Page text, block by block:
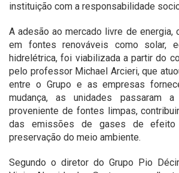
instituição com a responsabilidade
A adesão ao mercado livre de energia,
em fontes renováveis como solar,
hidrelétrica, foi viabilizada a partir do
pelo professor Michael Arcieri, que
entre o Grupo e as empresas
mudança, as unidades passaram a
proveniente de fontes limpas,
das emissões de gases de
preservação do meio ambiente.
Segundo o diretor do Grupo Pio